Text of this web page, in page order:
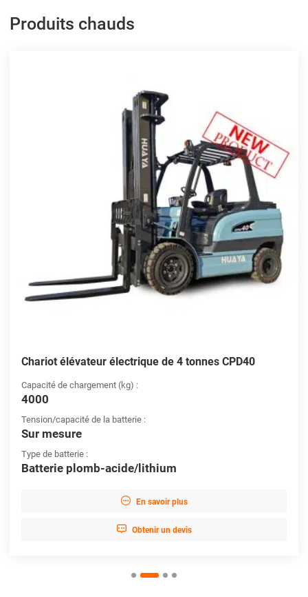
Produits chauds
Chariot élévateur électrique de 4 tonnes CPD40
Capacité de chargement (kg) :
4000
Tension/capacité de la batterie :
Sur mesure
Type de batterie :
Batterie plomb-acide/lithium
 En savoir plus
 Obtenir un devis